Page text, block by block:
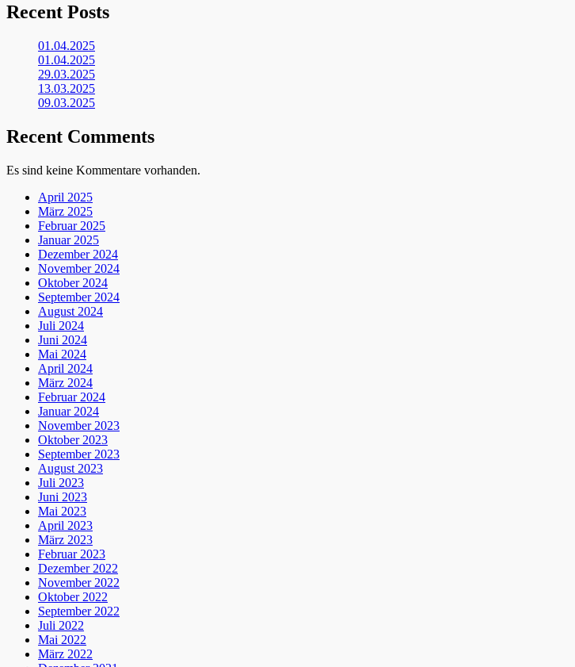
Recent Posts
01.04.2025
01.04.2025
29.03.2025
13.03.2025
09.03.2025
Recent Comments
Es sind keine Kommentare vorhanden.
April 2025
März 2025
Februar 2025
Januar 2025
Dezember 2024
November 2024
Oktober 2024
September 2024
August 2024
Juli 2024
Juni 2024
Mai 2024
April 2024
März 2024
Februar 2024
Januar 2024
November 2023
Oktober 2023
September 2023
August 2023
Juli 2023
Juni 2023
Mai 2023
April 2023
März 2023
Februar 2023
Dezember 2022
November 2022
Oktober 2022
September 2022
Juli 2022
Mai 2022
März 2022